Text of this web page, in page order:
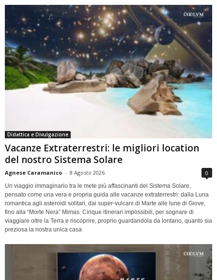
Didattica e Divulgazione
Vacanze Extraterrestri: le migliori location
del nostro Sistema Solare
Agnese Caramanico - 8 Agosto 2026 0
Un viaggio immaginario tra le mete più affascinanti del Sistema Solare,
pensato come una vera e propria guida alle vacanze extraterrestri: dalla Luna
romantica agli asteroidi solitari, dai super-vulcani di Marte alle lune di Giove,
fino alla “Morte Nera” Mimas. Cinque itinerari impossibili, per sognare di
viaggiare oltre la Terra e riscoprire, proprio guardandola da lontano, quanto sia
preziosa la nostra unica casa